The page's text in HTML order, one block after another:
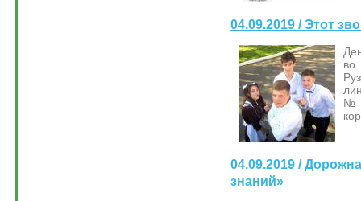
04.09.2019 / Этот
04.09.2019 /
знаний»